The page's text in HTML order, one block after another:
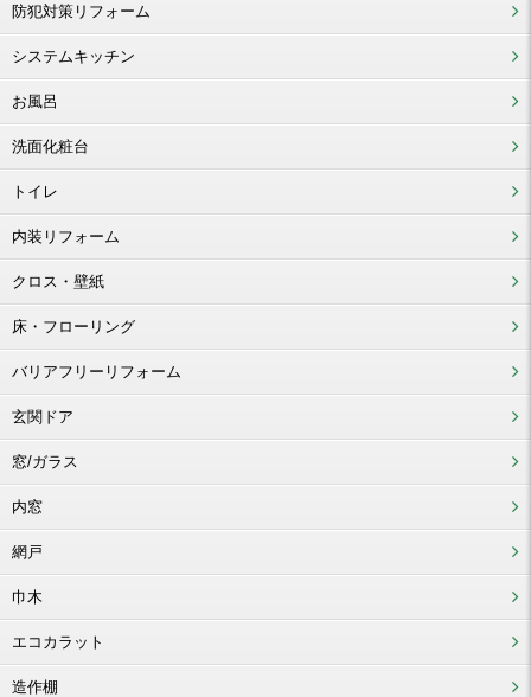
防犯対策リフォーム
システムキッチン
お風呂
洗面化粧台
トイレ
内装リフォーム
クロス・壁紙
床・フローリング
バリアフリーリフォーム
玄関ドア
窓/ガラス
内窓
網戸
巾木
エコカラット
造作棚